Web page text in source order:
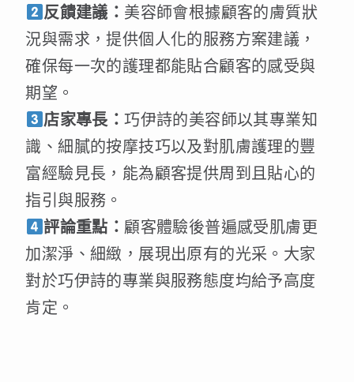
反饋建議： 美容師會根據顧客的膚質狀
況與需求，提供個人化的服務方案建議，
確保每一次的護理都能貼合顧客的感受與
期望。
店家專長：巧伊詩的美容師以其專業知
識、細膩的按摩技巧以及對肌膚護理的豐
富經驗見長，能為顧客提供周到且貼心的
指引與服務。
評論重點： 顧客體驗後普遍感受肌膚更
加潔淨、細緻，展現出原有的光采。大家
對於巧伊詩的專業與服務態度均給予高度
肯定。